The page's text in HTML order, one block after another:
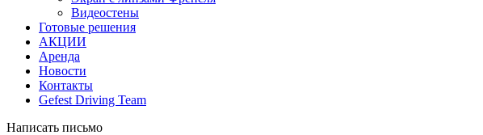
Видеостены
Готовые решения
АКЦИИ
Аренда
Новости
Контакты
Gefest Driving Team
Написать письмо